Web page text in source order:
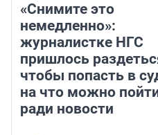
«Снимите это
немедленно»:
журналистке НГС
пришлось
чтобы попасть в
на что можно
ради новости